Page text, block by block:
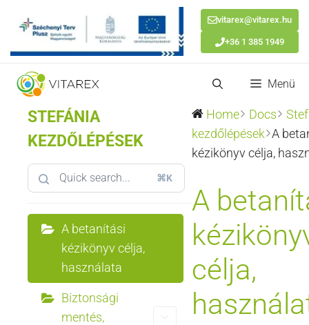
vitarex@vitarex.hu
+36 1 385 1949
Kilépés
tartalomba
Menü
STEFÁNIA
KEZDŐLÉPÉSEK
⌘K
A betanítási
kézikönyv célja,
használata
Biztonsági
mentés,
Home Docs
kezdőlépések A
kézikönyv célja,
A
célja,